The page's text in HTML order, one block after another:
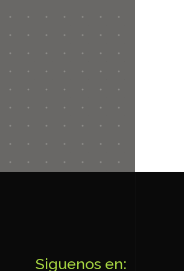
Siguenos en: